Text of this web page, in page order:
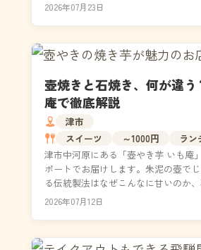
2026年07月23日
壺焼きと石焼き、何が違う
庵で徹底解説
津市
スイーツ
～1000円
ラン
津市中河原にある「壺やき芋 いも庵
ポートでお届けします。朱泥の壺で
る伝統製法はなぜこんなに甘いのか
いを科学的な視点から解説。人気のや
2026年07月12日